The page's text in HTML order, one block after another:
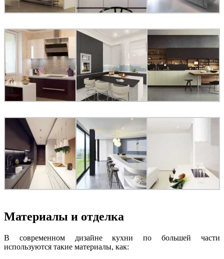
Материалы и отделка
В современном дизайне кухни по большей части
используются такие материалы, как: